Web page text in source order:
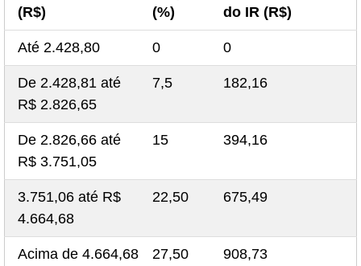
(R$)
(%)
do IR (R$)
Até 2.428,80 0 0
De 2.428,81 até
R$ 2.826,65
7,5 182,16
De 2.826,66 até
R$ 3.751,05
15 394,16
3.751,06 até R$
4.664,68
22,50 675,49
Acima de 4.664,68 27,50 908,73